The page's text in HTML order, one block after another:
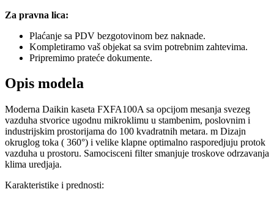
Za pravna lica:
Plaćanje sa PDV bezgotovinom bez naknade.
Kompletiramo vaš objekat sa svim potrebnim zahtevima.
Pripremimo prateće dokumente.
Opis modela
Moderna Daikin kaseta FXFA100A sa opcijom mesanja svezeg
vazduha stvorice ugodnu mikroklimu u stambenim, poslovnim i
industrijskim prostorijama do 100 kvadratnih metara. m Dizajn
okruglog toka ( 360°) i velike klapne optimalno rasporedjuju protok
vazduha u prostoru. Samocisceni filter smanjuje troskove odrzavanja
klima uredjaja.
Karakteristike i prednosti: